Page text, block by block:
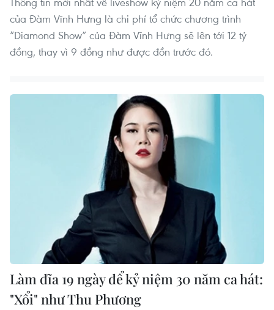
của Đàm Vĩnh Hưng là chi phí tổ chức chương trình
“Diamond Show” của Đàm Vĩnh Hưng sẽ lên tới 12 tỷ
đồng, thay vì 9 đồng như được đồn trước đó.
Làm đĩa 19 ngày để kỷ niệm 30 năm ca hát:
"Xổi" như Thu Phương